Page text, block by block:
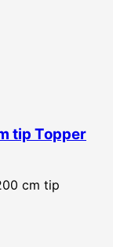
tip Topper
cm tip